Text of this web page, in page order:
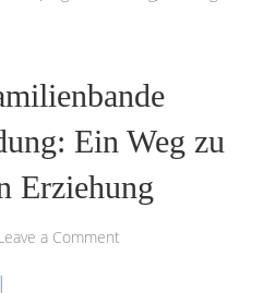
Ein Weg zu
Erziehung
a Comment